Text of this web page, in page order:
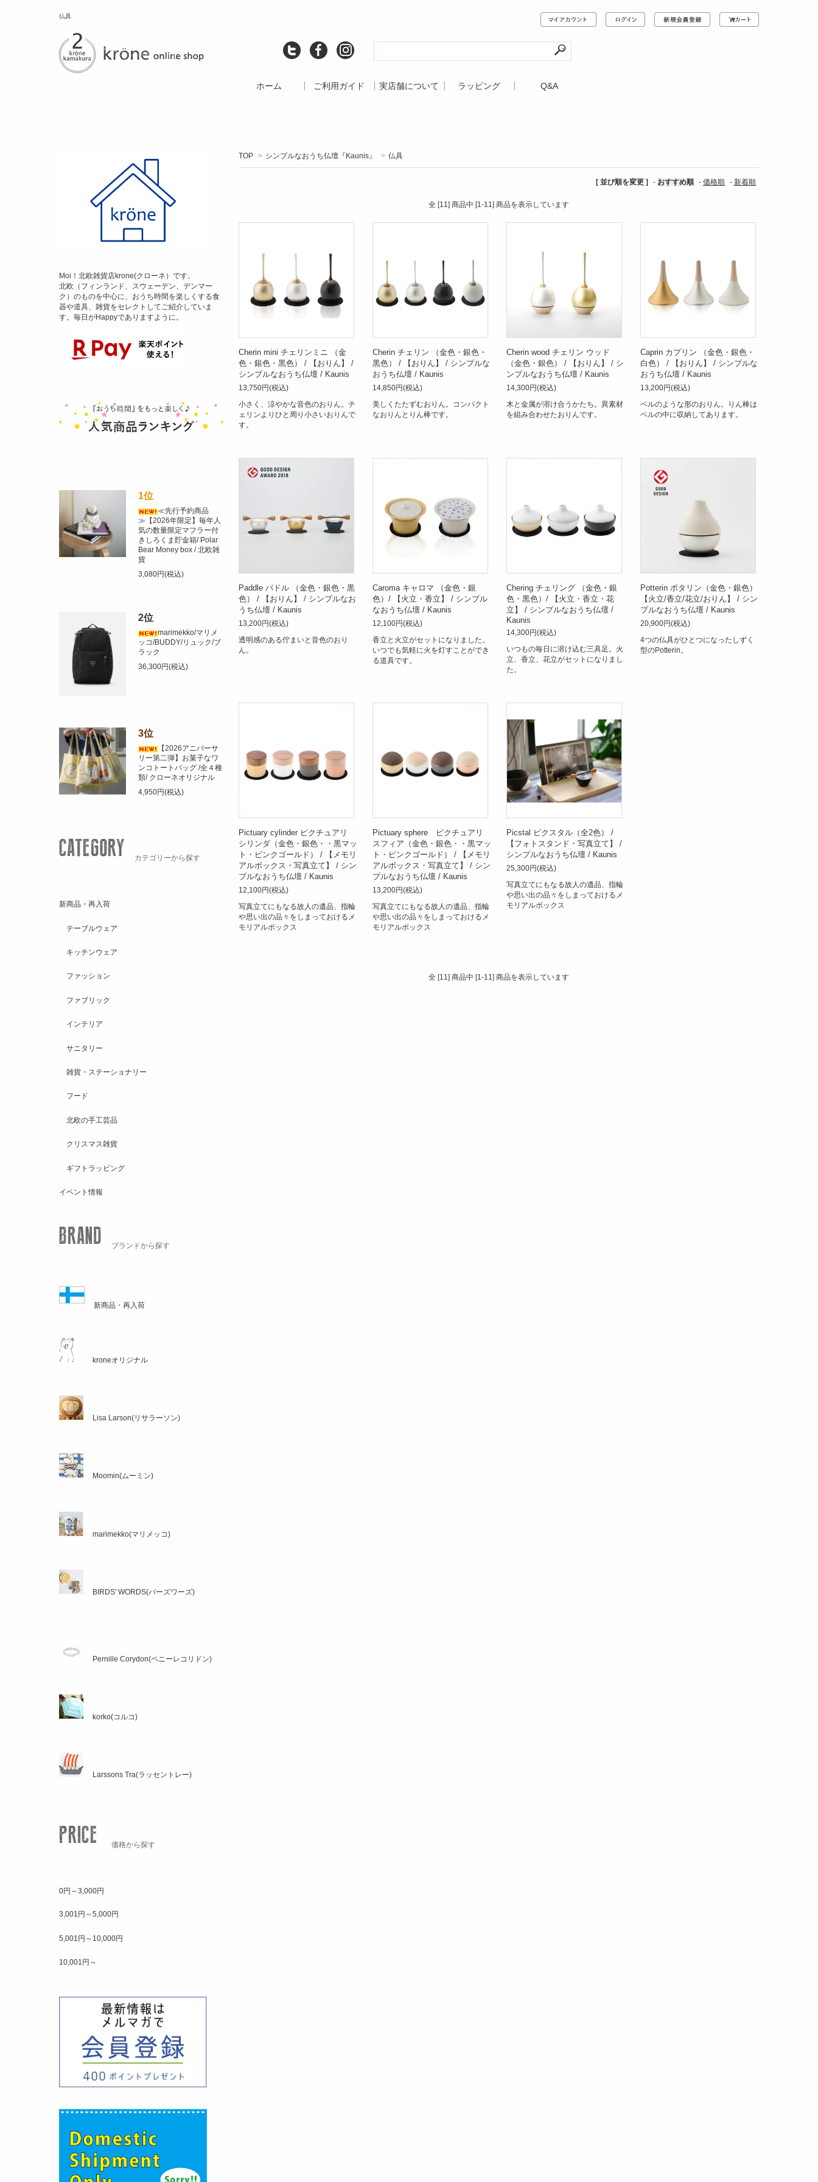
仏具
ホーム ご利用ガイド 実店舗について ラッピング Q&A
TOP > シンプルなおうち仏壇『Kaunis』 > 仏具
[ 並び順を変更 ] - おすすめ順 - 価格順 - 新着順
全 [11] 商品中 [1-11] 商品を表示しています
Cherin mini チェリンミニ （金
色・銀色・黒色） / 【おりん】 /
シンプルなおうち仏壇 / Kaunis
13,750円(税込)
小さく、涼やかな音色のおりん。チ
ェリンよりひと周り小さいおりんで
す。
Cherin チェリン （金色・銀色・
黒色） / 【おりん】 / シンプルな
おうち仏壇 / Kaunis
14,850円(税込)
美しくたたずむおりん。コンパクト
なおりんとりん棒です。
Cherin wood チェリン ウッド
（金色・銀色） / 【おりん】 / シ
ンプルなおうち仏壇 / Kaunis
14,300円(税込)
木と金属が溶け合うかたち。異素材
を組み合わせたおりんです。
Caprin カプリン （金色・銀色・
白色） / 【おりん】 / シンプルな
おうち仏壇 / Kaunis
13,200円(税込)
ベルのような形のおりん。りん棒は
ベルの中に収納してあります。
Paddle パドル （金色・銀色・黒
色） / 【おりん】 / シンプルなお
うち仏壇 / Kaunis
13,200円(税込)
透明感のある佇まいと音色のおり
ん。
Caroma キャロマ （金色・銀
色）/ 【火立・香立】 / シンプル
なおうち仏壇 / Kaunis
12,100円(税込)
香立と火立がセットになりました。
いつでも気軽に火を灯すことができ
る道具です。
Chering チェリング （金色・銀
色・黒色）/ 【火立・香立・花
立】 / シンプルなおうち仏壇 /
Kaunis
14,300円(税込)
いつもの毎日に溶け込む三具足。火
立、香立、花立がセットになりまし
た。
Potterin ポタリン（金色・銀色）
【火立/香立/花立/おりん】 / シン
プルなおうち仏壇 / Kaunis
20,900円(税込)
4つの仏具がひとつになったしずく
型のPotterin。
Pictuary cylinder ピクチュアリ
シリンダ（金色・銀色・・黒マッ
ト・ピンクゴールド） / 【メモリ
アルボックス・写真立て】 / シン
プルなおうち仏壇 / Kaunis
12,100円(税込)
写真立てにもなる故人の遺品、指輪
や思い出の品々をしまっておけるメ
モリアルボックス
Pictuary sphere ピクチュアリ
スフィア（金色・銀色・・黒マッ
ト・ピンクゴールド） / 【メモリ
アルボックス・写真立て】 / シン
プルなおうち仏壇 / Kaunis
13,200円(税込)
写真立てにもなる故人の遺品、指輪
や思い出の品々をしまっておけるメ
モリアルボックス
Picstal ピクスタル（全2色） /
【フォトスタンド・写真立て】 /
シンプルなおうち仏壇 / Kaunis
25,300円(税込)
写真立てにもなる故人の遺品、指輪
や思い出の品々をしまっておけるメ
モリアルボックス
全 [11] 商品中 [1-11] 商品を表示しています
Moi！北欧雑貨店krone(クローネ）です。
北欧（フィンランド、スウェーデン、デンマー
ク）のものを中心に、おうち時間を楽しくする食
器や道具、雑貨をセレクトしてご紹介していま
す。毎日がHappyでありますように。
1位
≪先行予約商品
≫【2026年限定】毎年人
気の数量限定マフラー付
きしろくま貯金箱/ Polar
Bear Money box / 北欧雑
貨
3,080円(税込)
2位
marimekko/マリメ
ッコ/BUDDY/リュック/ブ
ラック
36,300円(税込)
3位
【2026アニバーサ
リー第二弾】お菓子なワ
ンコトートバッグ /全４種
類/ クローネオリジナル
4,950円(税込)
カテゴリーから探す
新商品・再入荷
テーブルウェア
キッチンウェア
ファッション
ファブリック
インテリア
サニタリー
雑貨・ステーショナリー
フード
北欧の手工芸品
クリスマス雑貨
ギフトラッピング
イベント情報
ブランドから探す
新商品・再入荷
kroneオリジナル
Lisa Larson(リサラーソン)
Moomin(ムーミン)
marimekko(マリメッコ)
BIRDS' WORDS(バーズワーズ)
Pernille Corydon(ペニーレコリドン)
korko(コルコ)
Larssons Tra(ラッセントレー)
価格から探す
0円～3,000円
3,001円～5,000円
5,001円～10,000円
10,001円～